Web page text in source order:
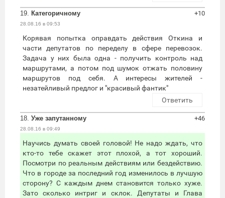
19. Категоричному
28.08.16 в 09:53
+10
Корявая попытка оправдать действия Откина и
части депутатов по переделу в сфере перевозок.
Задача у них была одна - получить контроль над
маршрутами, а потом под шумок отжать половину
маршрутов под себя. А интересы жителей -
незатейливый предлог и "красивый фантик"
Ответить
18. Уже запутанному
28.08.16 в 09:49
+46
Научись думать своей головой! Не надо ждать, что
кто-то тебе скажет этот плохой, а тот хороший.
Посмотри по реальным действиям или бездействию.
Что в городе за последний год изменилось в лучшую
сторону? С каждым днем становится только хуже.
Зато сколько интриг и склок. Депутаты и Глава